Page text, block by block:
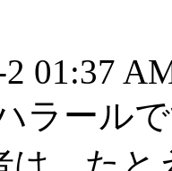
01:37
ラール